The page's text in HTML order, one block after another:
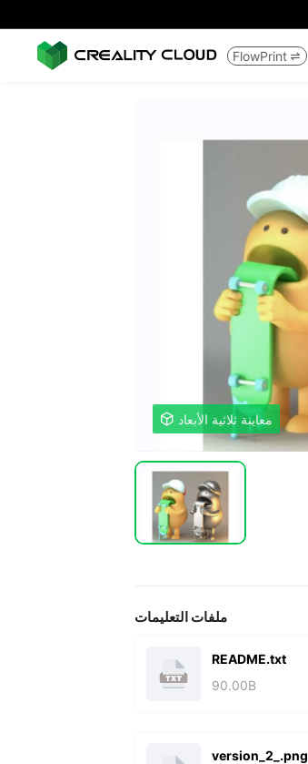
FlowPrint 
 معاينة ثلاثية الأبعاد
ملفات التعليمات
README.txt
90.00B
version_2_.png